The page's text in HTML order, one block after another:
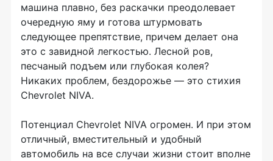
машина плавно, без раскачки преодолевает
очередную яму и готова штурмовать
следующее препятствие, причем делает она
это с завидной легкостью. Лесной ров,
песчаный подъем или глубокая колея?
Никаких проблем, бездорожье — это стихия
Chevrolet NIVA.
Потенциал Chevrolet NIVA огромен. И при этом
отличный, вместительный и удобный
автомобиль на все случаи жизни стоит вполне